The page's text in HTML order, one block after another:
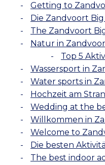
Getting to
Die Zandvoort Big
The Zandvoort
Natur in
Top 5
Wassersport in
Water sports in
Hochzeit am
Wedding at the
Willkommen in
Welcome to
Die besten
The best indoor